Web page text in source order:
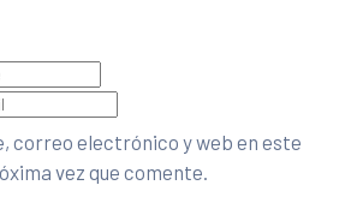
correo electrónico y web en este
vez que comente.